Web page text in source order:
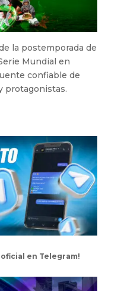
la postemporada de
Mundial en
confiable de
protagonistas.
en Telegram!